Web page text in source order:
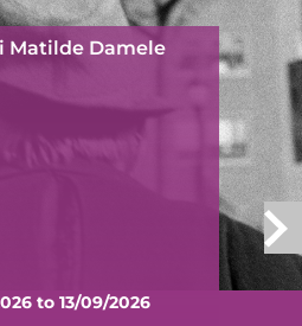
Matilde Damele
to 13/09/2026